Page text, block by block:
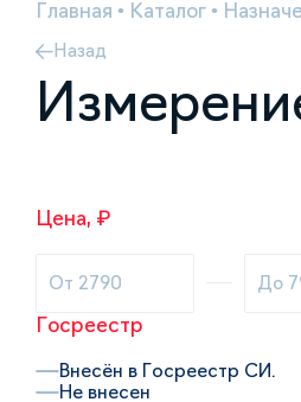
Главная • Каталог •
Назад
Цена, ₽
Госреестр
Внесён в Госреестр СИ.
Не внесен